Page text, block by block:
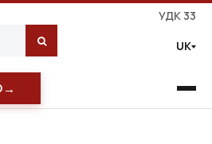
УДК 33
UK
→